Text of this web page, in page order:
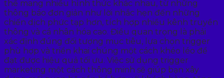
thể mang nhiều hình thức khác nhau, từ những
thông báo đơn giản như lời nhắc hẹn đến những
chiến dịch phức tạp hơn, tích hợp nhiều kênh truyền
thông và cá nhân hóa cao. Điều quan trọng là phải
xác định đúng đối tượng mục tiêu, lựa chọn trigger
phù hợp và triển khai chúng một cách khéo léo để
đạt được hiệu quả tối ưu. Việc sử dụng trigger
marketing một cách thông minh sẽ giúp bạn xây